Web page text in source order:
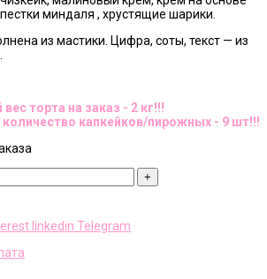
миндаля , хрустящие шарики.
из мастики. Цифра, соты, текст — из
торта на заказ - 2 кг!!!
капкейков/пирожных - 9 шт!!!
linkedin Telegram